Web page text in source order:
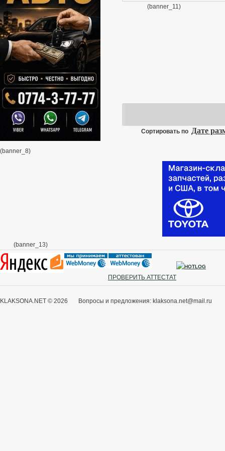
(banner_8)
(banner_11)
Сортировать по Дате
(banner_13)
ПРОВЕРИТЬ АТТЕСТАТ
KLAKSONA.NET © 2026 Вопросы и предложения: klaksona.net@mail.ru